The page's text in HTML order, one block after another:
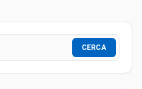
CERCA